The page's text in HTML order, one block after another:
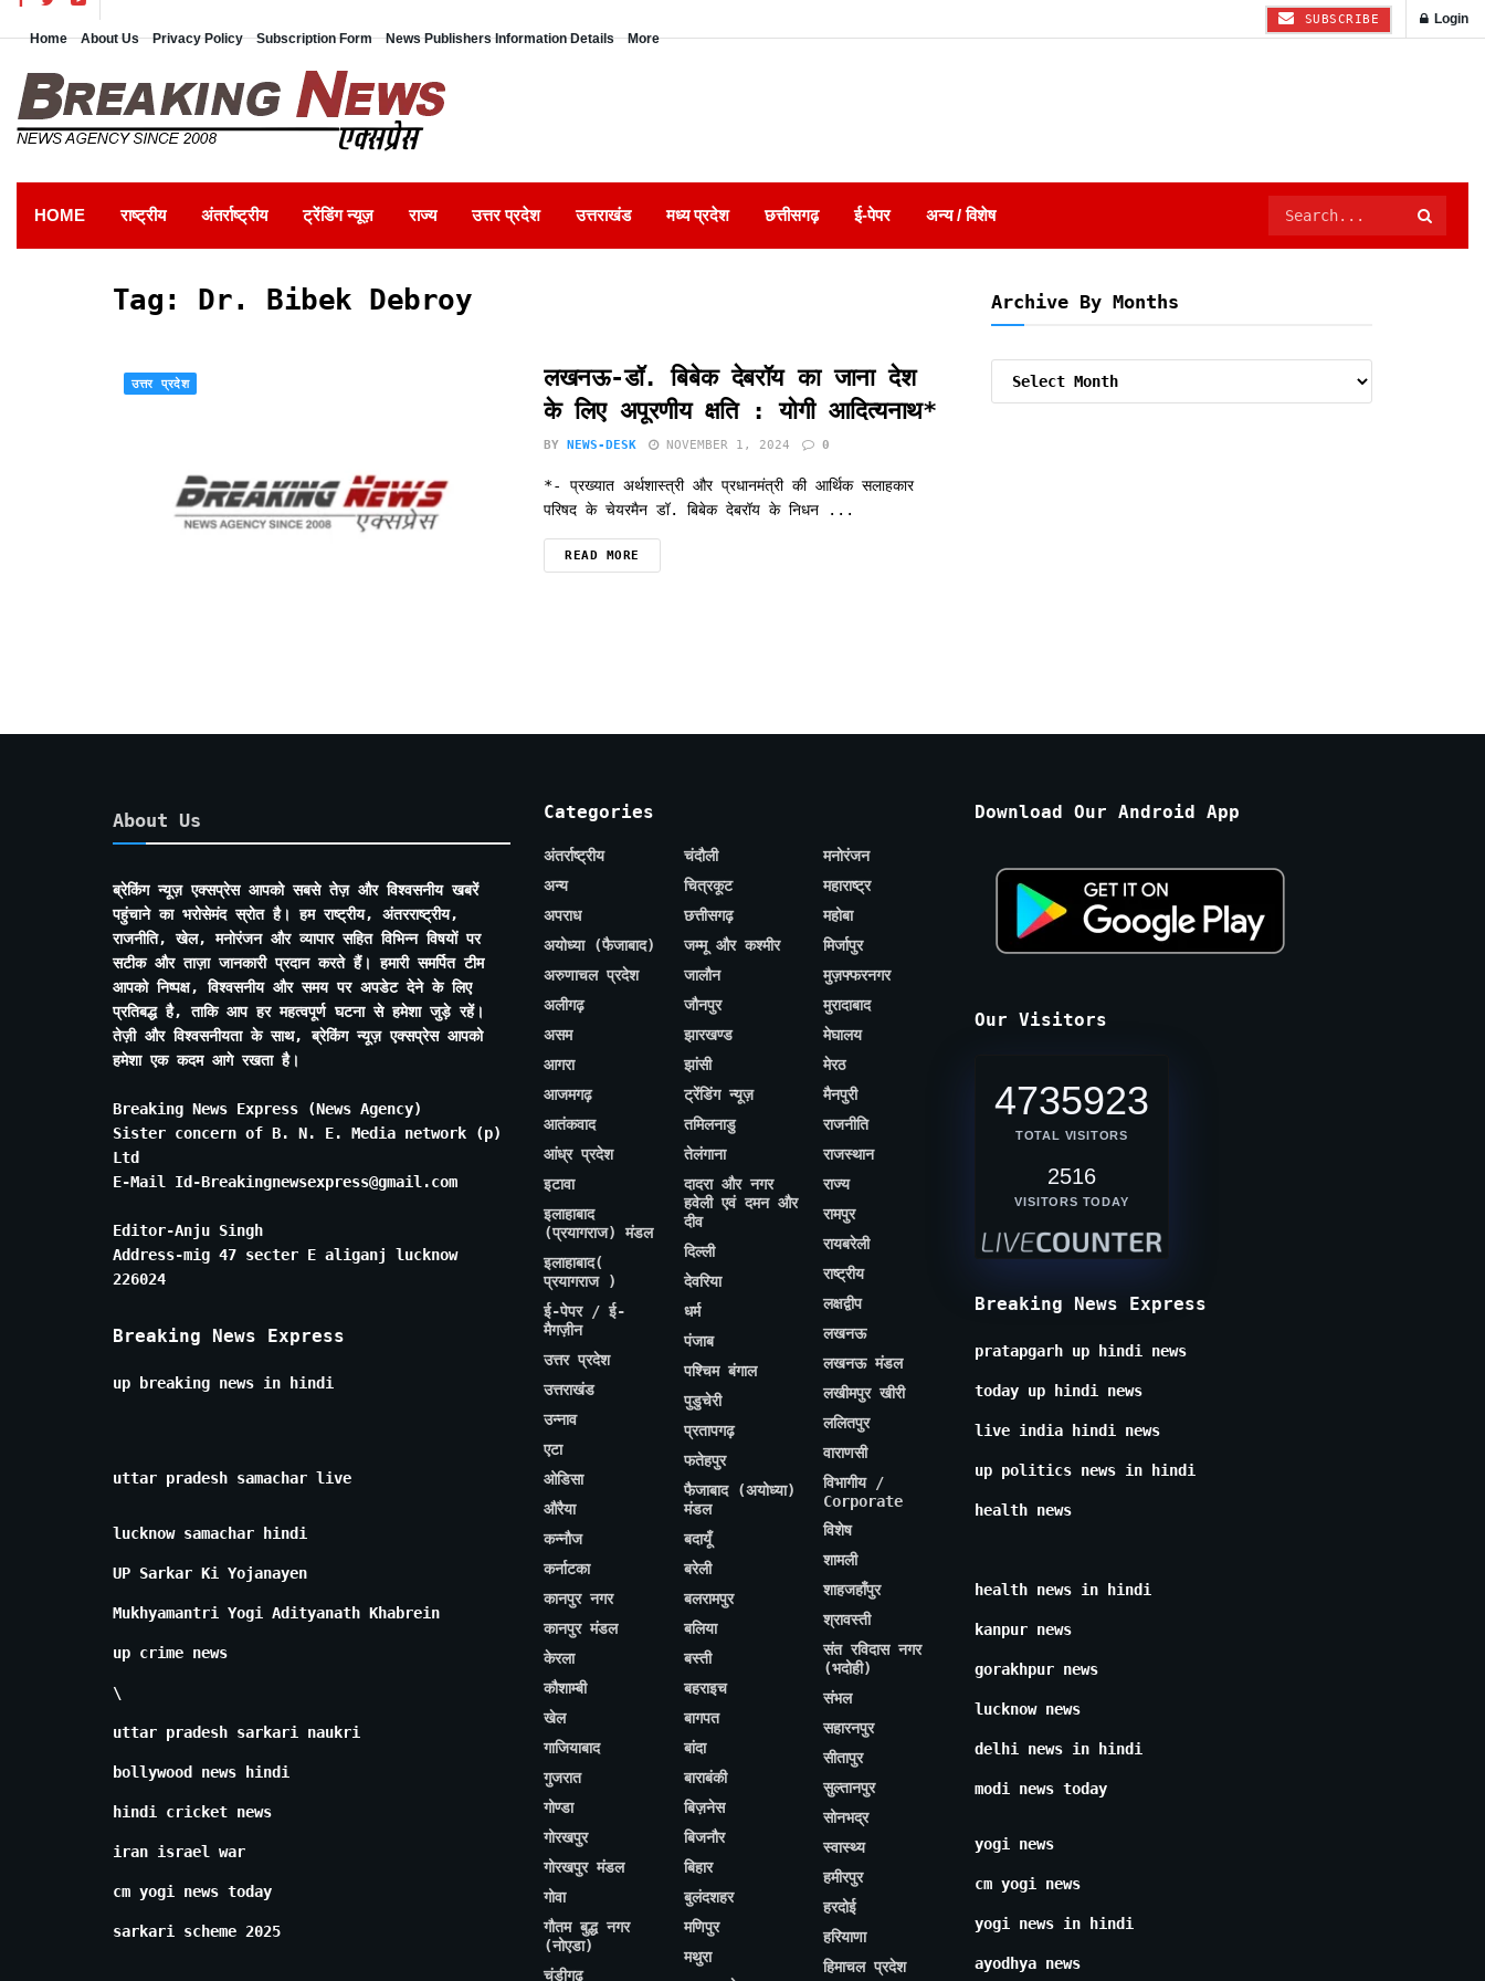
Home About Us Privacy Policy Subscription Form News Publishers Information Details More
SUBSCRIBE Login
HOME राष्ट्रीय अंतर्राष्ट्रीय ट्रेंडिंग न्यूज़ राज्य उत्तर प्रदेश उत्तराखंड मध्य प्रदेश छत्तीसगढ़ ई-पेपर अन्य / विशेष
Tag: Dr. Bibek Debroy
उत्तर प्रदेश
लखनऊ-डॉ. बिबेक देबरॉय का जाना देश
के लिए अपूरणीय क्षति : योगी आदित्यनाथ*
BY NEWS-DESK NOVEMBER 1, 2024 0
*- प्रख्यात अर्थशास्त्री और प्रधानमंत्री की आर्थिक सलाहकार
परिषद के चेयरमैन डॉ. बिबेक देबरॉय के निधन ...
READ MORE
Archive By Months
About Us
ब्रेकिंग न्यूज़ एक्सप्रेस आपको सबसे तेज़ और विश्वसनीय खबरें
पहुंचाने का भरोसेमंद स्रोत है। हम राष्ट्रीय, अंतरराष्ट्रीय,
राजनीति, खेल, मनोरंजन और व्यापार सहित विभिन्न विषयों पर
सटीक और ताज़ा जानकारी प्रदान करते हैं। हमारी समर्पित टीम
आपको निष्पक्ष, विश्वसनीय और समय पर अपडेट देने के लिए
प्रतिबद्ध है, ताकि आप हर महत्वपूर्ण घटना से हमेशा जुड़े रहें।
तेज़ी और विश्वसनीयता के साथ, ब्रेकिंग न्यूज़ एक्सप्रेस आपको
हमेशा एक कदम आगे रखता है।
Breaking News Express (News Agency)
Sister concern of B. N. E. Media network (p)
Ltd
E-Mail Id-Breakingnewsexpress@gmail.com
Editor-Anju Singh
Address-mig 47 secter E aliganj lucknow
226024
Breaking News Express
up breaking news in hindi
uttar pradesh samachar live
lucknow samachar hindi
UP Sarkar Ki Yojanayen
Mukhyamantri Yogi Adityanath Khabrein
up crime news
\
uttar pradesh sarkari naukri
bollywood news hindi
hindi cricket news
iran israel war
cm yogi news today
sarkari scheme 2025
Categories
अंतर्राष्ट्रीय
अन्य
अपराध
अयोध्या (फैजाबाद)
अरुणाचल प्रदेश
अलीगढ़
असम
आगरा
आजमगढ़
आतंकवाद
आंध्र प्रदेश
इटावा
इलाहाबाद
(प्रयागराज) मंडल
इलाहाबाद(
प्रयागराज )
ई-पेपर / ई-
मैगज़ीन
उत्तर प्रदेश
उत्तराखंड
उन्नाव
एटा
ओडिसा
औरैया
कन्नौज
कर्नाटका
कानपुर नगर
कानपुर मंडल
केरला
कौशाम्बी
खेल
गाजियाबाद
गुजरात
गोण्डा
गोरखपुर
गोरखपुर मंडल
गोवा
गौतम बुद्ध नगर
(नोएडा)
चंडीगढ़
चंदौली
चित्रकूट
छत्तीसगढ़
जम्मू और कश्मीर
जालौन
जौनपुर
झारखण्ड
झांसी
ट्रेंडिंग न्यूज़
तमिलनाडु
तेलंगाना
दादरा और नगर
हवेली एवं दमन और
दीव
दिल्ली
देवरिया
धर्म
पंजाब
पश्चिम बंगाल
पुडुचेरी
प्रतापगढ़
फतेहपुर
फैजाबाद (अयोध्या)
मंडल
बदायूँ
बरेली
बलरामपुर
बलिया
बस्ती
बहराइच
बागपत
बांदा
बाराबंकी
बिज़नेस
बिजनौर
बिहार
बुलंदशहर
मणिपुर
मथुरा
मनोरंजन
महाराष्ट्र
महोबा
मिर्जापुर
मुज़फ्फरनगर
मुरादाबाद
मेघालय
मेरठ
मैनपुरी
राजनीति
राजस्थान
राज्य
रामपुर
रायबरेली
राष्ट्रीय
लक्षद्वीप
लखनऊ
लखनऊ मंडल
लखीमपुर खीरी
ललितपुर
वाराणसी
विभागीय /
Corporate
विशेष
शामली
शाहजहाँपुर
श्रावस्ती
संत रविदास नगर
(भदोही)
संभल
सहारनपुर
सीतापुर
सुल्तानपुर
सोनभद्र
स्वास्थ्य
हमीरपुर
हरदोई
हरियाणा
हिमाचल प्रदेश
Download Our Android App
Our Visitors
4735923
TOTAL VISITORS
2516
VISITORS TODAY
Breaking News Express
pratapgarh up hindi news
today up hindi news
live india hindi news
up politics news in hindi
health news
health news in hindi
kanpur news
gorakhpur news
lucknow news
delhi news in hindi
modi news today
yogi news
cm yogi news
yogi news in hindi
ayodhya news